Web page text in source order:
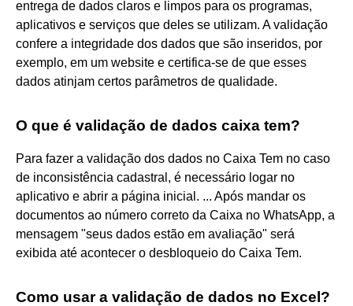
entrega de dados claros e limpos para os programas,
aplicativos e serviços que deles se utilizam. A validação
confere a integridade dos dados que são inseridos, por
exemplo, em um website e certifica-se de que esses
dados atinjam certos parâmetros de qualidade.
O que é validação de dados caixa tem?
Para fazer a validação dos dados no Caixa Tem no caso
de inconsistência cadastral, é necessário logar no
aplicativo e abrir a página inicial. ... Após mandar os
documentos ao número correto da Caixa no WhatsApp, a
mensagem "seus dados estão em avaliação" será
exibida até acontecer o desbloqueio do Caixa Tem.
Como usar a validação de dados no Excel?